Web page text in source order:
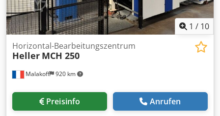
1 / 10
Malakoff 920 km
Horizontal-Bearbeitungszentrum
Heller MCH 250
Preisinfo Anrufen